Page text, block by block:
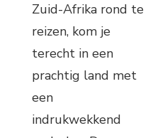
Zuid-Afrika rond te
reizen, kom je
terecht in een
prachtig land met
een
indrukwekkend